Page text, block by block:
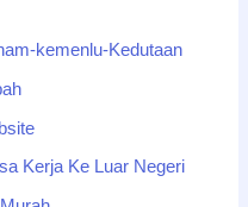
kemenlu-Kedutaan
Kerja Ke Luar Negeri